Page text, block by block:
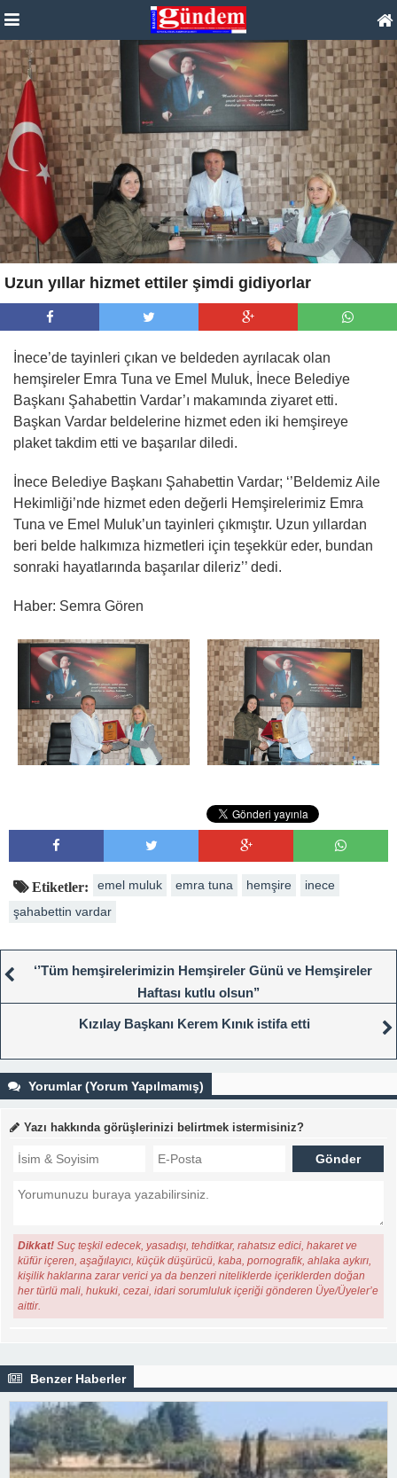
Uzun yıllar hizmet ettiler şimdi gidiyorlar
İnece’de tayinleri çıkan ve beldeden ayrılacak olan
hemşireler Emra Tuna ve Emel Muluk, İnece Belediye
Başkanı Şahabettin Vardar’ı makamında ziyaret etti.
Başkan Vardar beldelerine hizmet eden iki hemşireye
plaket takdim etti ve başarılar diledi.
İnece Belediye Başkanı Şahabettin Vardar; ‘’Beldemiz Aile
Hekimliği’nde hizmet eden değerli Hemşirelerimiz Emra
Tuna ve Emel Muluk’un tayinleri çıkmıştır. Uzun yıllardan
beri belde halkımıza hizmetleri için teşekkür eder, bundan
sonraki hayatlarında başarılar dileriz’’ dedi.
Haber: Semra Gören
Etiketler: emel muluk emra tuna hemşire
inece
şahabettin vardar
‘’Tüm hemşirelerimizin Hemşireler Günü ve Hemşireler
Haftası kutlu olsun’’
Kızılay Başkanı Kerem Kınık istifa etti
Yorumlar (Yorum Yapılmamış)
Yazı hakkında görüşlerinizi belirtmek istermisiniz?
Dikkat! Suç teşkil edecek, yasadışı, tehditkar, rahatsız edici, hakaret ve
küfür içeren, aşağılayıcı, küçük düşürücü, kaba, pornografik, ahlaka aykırı,
kişilik haklarına zarar verici ya da benzeri niteliklerde içeriklerden doğan
her türlü mali, hukuki, cezai, idari sorumluluk içeriği gönderen Üye/Üyeler’e
aittir.
Benzer Haberler